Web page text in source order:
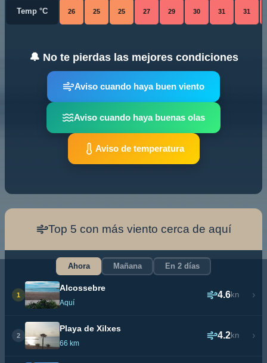
Temp °C 26 25 25 27 29 30 31 31
🔔 No te pierdas las mejores condiciones
Aviso cuando haya buen viento
Aviso cuando haya buenas olas
Aviso de temperatura
Top 5 con más viento cerca de aquí
Ahora Mañana En 2 días
1
Alcossebre
Aquí
4.6kn ›
2
Playa de Xilxes
66 km
4.2kn ›